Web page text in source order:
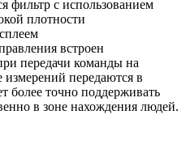
фильтр с использованием
плотности
встроен
передачи команды на
передаются в
более точно поддерживать
в зоне нахождения людей.